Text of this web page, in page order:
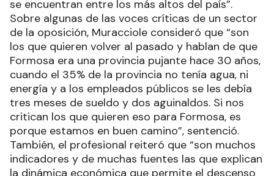
se encuentran entre los más altos del país”.
Sobre algunas de las voces críticas de un sector
de la oposición, Muracciole consideró que “son
los que quieren volver al pasado y hablan de que
Formosa era una provincia pujante hace 30 años,
cuando el 35% de la provincia no tenía agua, ni
energía y a los empleados públicos se les debía
tres meses de sueldo y dos aguinaldos. Si nos
critican los que quieren eso para Formosa, es
porque estamos en buen camino”, sentenció.
También, el profesional reiteró que “son muchos
indicadores y de muchas fuentes las que explican